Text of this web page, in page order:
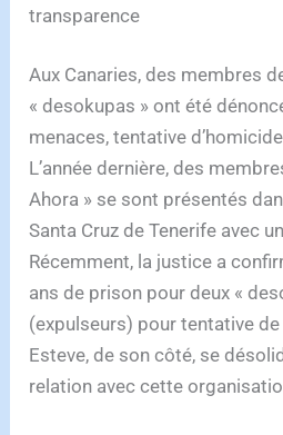
transparence
Aux Canaries, des membres
« desokupas » ont été
menaces, tentative
L’année dernière, des
Ahora » se sont présentés
Santa Cruz de Tenerife avec
Récemment, la justice a
ans de prison pour deux «
(expulseurs) pour tentative de
Esteve, de son côté, se
relation avec cette